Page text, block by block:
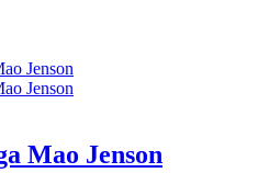
Mao Jenson